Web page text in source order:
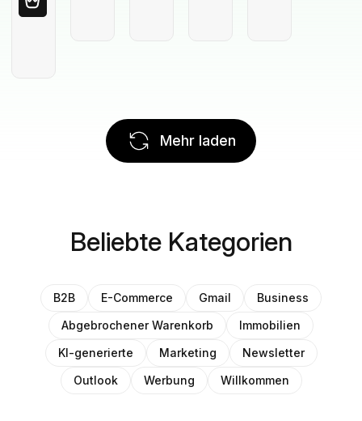
Mehr laden
Beliebte Kategorien
B2B E-Commerce Gmail
Business
Abgebrochener Warenkorb
Immobilien
KI-generierte
Marketing
Newsletter
Outlook
Werbung Willkommen